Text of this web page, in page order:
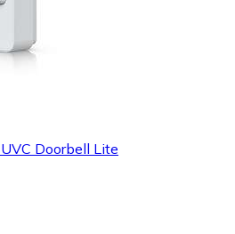
Doorbell Lite